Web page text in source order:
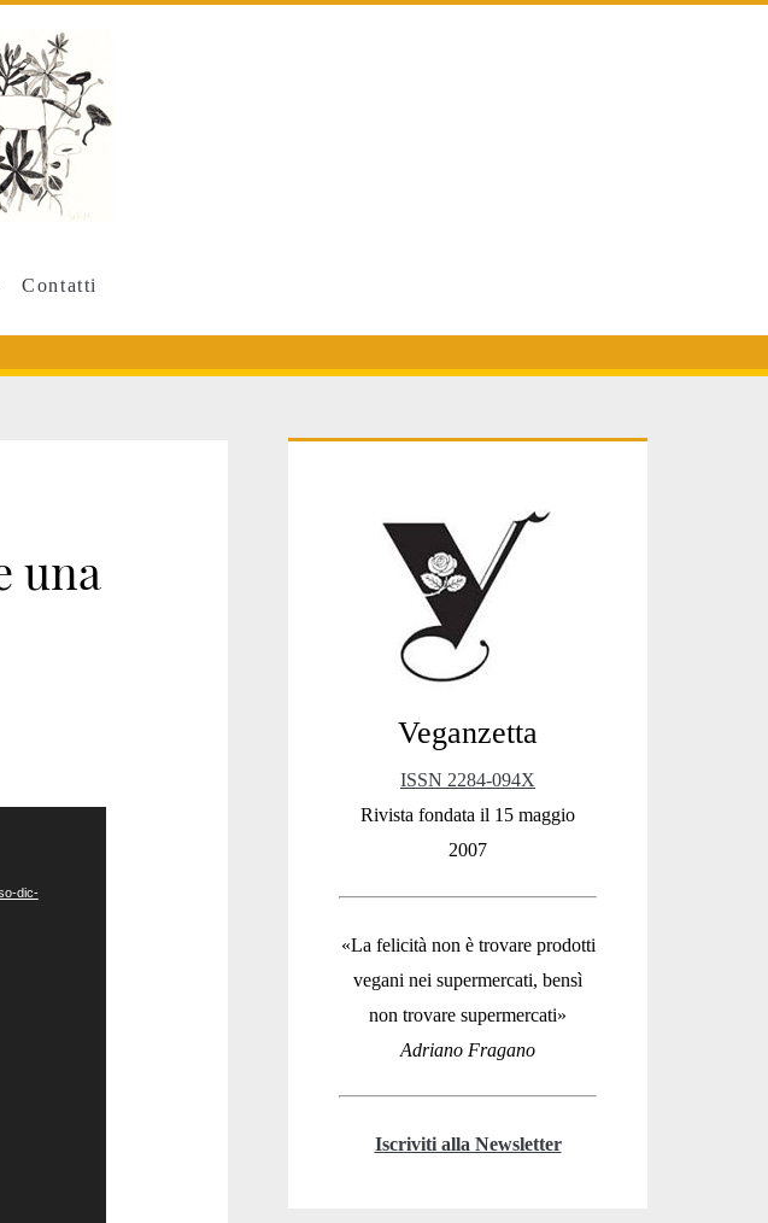
Contatti
una
dic-
Sidebar
Veganzetta
ISSN 2284-094X
Rivista fondata il 15 maggio
2007
«La felicità non è trovare prodotti
vegani nei supermercati, bensì
non trovare supermercati»
Adriano Fragano
Iscriviti alla Newsletter